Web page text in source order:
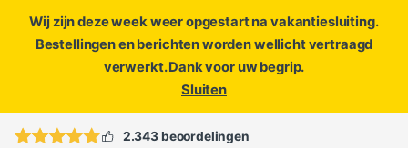
Wij zijn deze week weer opgestart na vakantiesluiting.
Bestellingen en berichten worden wellicht vertraagd
verwerkt. Dank voor uw begrip.
Sluiten
ofopen een ticket
2.343 beoordelingen